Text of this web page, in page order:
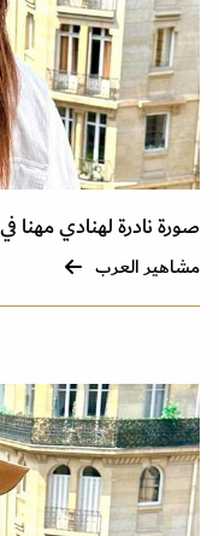
صورة نادرة لهنادي مهنا
مشاهير العرب